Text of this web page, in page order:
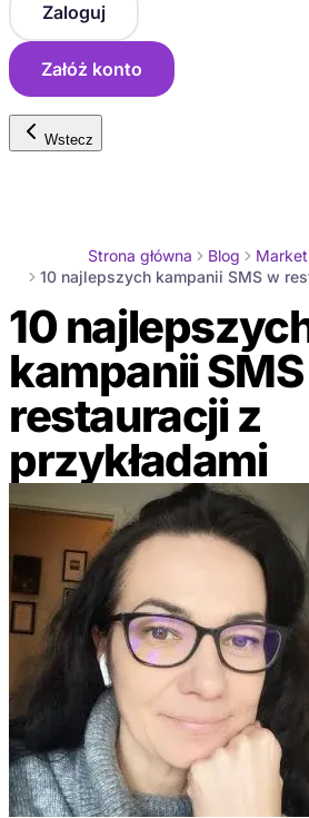
Zaloguj
Załóż konto
Wstecz
Strona główna Blog
10 najlepszych kampanii SMS w
10
kampanii
restauracji z
przykładami